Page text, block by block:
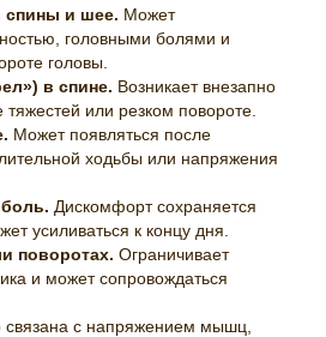
спины и шее. Может
головными болями и
головы.
в спине. Возникает внезапно
или резком повороте.
Может появляться после
ходьбы или напряжения
Дискомфорт сохраняется
усиливаться к концу дня.
поворотах. Ограничивает
и может сопровождаться
связана с напряжением мышц,